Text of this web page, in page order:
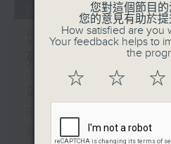
06/08/2026
5歲男童被虐致
殘酷對待兒童
兒童罪成判囚22年
您對這個節目的
您的意見有助於提
How satisfied are you
Your feedback helps to
the
☆ ☆ ☆